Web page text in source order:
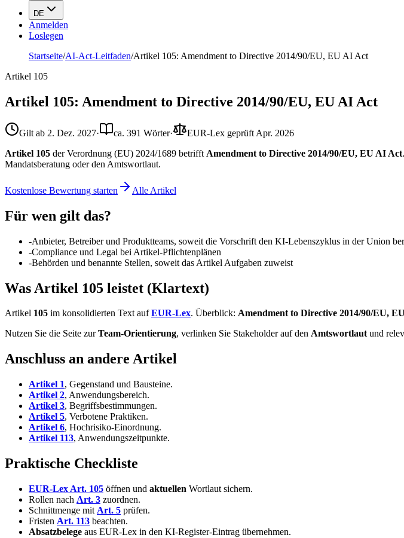
DE
Anmelden
Loslegen
Startseite/AI-Act-Leitfaden/Artikel 105: Amendment to Directive 2014/90/EU, EU AI Act
Artikel 105
Artikel 105: Amendment to Directive 2014/90/EU, EU AI Act
Gilt ab 2. Dez. 2027· ca. 391 Wörter· EUR-Lex geprüft Apr. 2026
Artikel 105 der Verordnung (EU) 2024/1689 betrifft Amendment to Directive 2014/90/EU, EU AI Act
Mandatsberatung oder den Amtswortlaut.
Kostenlose Bewertung starten Alle Artikel
Für wen gilt das?
-Anbieter, Betreiber und Produktteams, soweit die Vorschrift den KI-Lebenszyklus in der Union
-Compliance und Legal bei Artikel-Pflichtenplänen
-Behörden und benannte Stellen, soweit das Artikel Aufgaben zuweist
Was Artikel 105 leistet (Klartext)
Artikel 105 im konsolidierten Text aufEUR-Lex. Überblick: Amendment to Directive 2014/90/EU,
Nutzen Sie die Seite zurTeam-Orientierung, verlinken Sie Stakeholder auf den Amtswortlautund
Anschluss an andere Artikel
Artikel 1, Gegenstand und Bausteine.
Artikel 2, Anwendungsbereich.
Artikel 3, Begriffsbestimmungen.
Artikel 5, Verbotene Praktiken.
Artikel 6, Hochrisiko-Einordnung.
Artikel 113, Anwendungszeitpunkte.
Praktische Checkliste
EUR-Lex Art. 105 öffnen und aktuellen Wortlaut sichern.
Rollen nach Art. 3 zuordnen.
Schnittmenge mit Art. 5 prüfen.
Fristen Art. 113 beachten.
Absatzbelege aus EUR-Lex in den KI-Register-Eintrag übernehmen.